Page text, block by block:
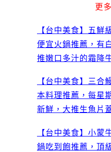
更
【台中美食】五鮮
便宜火鍋推薦，有
推嫩口多汁的霜降
【台中美食】三合
本料理推薦，每星
新鮮，大推生魚片
【台中美食】小蒙
鍋吃到飽推薦，頂